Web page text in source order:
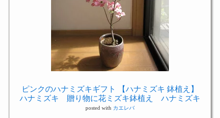
ピンクのハナミズキギフト 【ハナミズキ 鉢植え】
ハナミズキ 贈り物に花ミズキ鉢植え ハナミズキ
posted with カエレバ